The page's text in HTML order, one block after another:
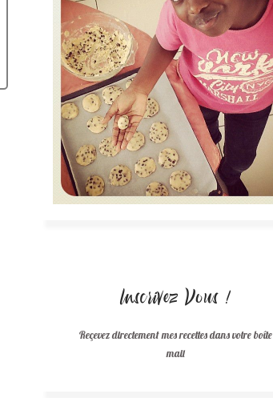
Inscrivez Vous !
Reçevez directement mes recettes dans votre boîte
mail